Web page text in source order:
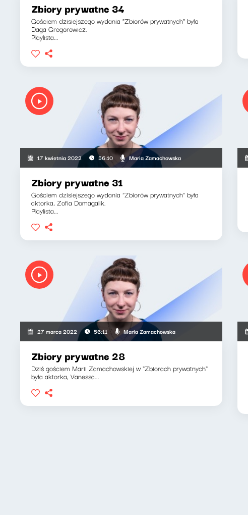
Zbiory prywatne 34
Gościem dzisiejszego wydania "Zbiorów prywatnych" była
Daga Gregorowicz.
Playlista...
17 kwietnia 2022 56:10 Maria Zamachowska
Zbiory prywatne 31
Gościem dzisiejszego wydania "Zbiorów prywatnych" była
aktorka, Zofia Domagalik.
Playlista...
27 marca 2022 56:11 Maria Zamachowska
Zbiory prywatne 28
Dziś gościem Marii Zamachowskiej w "Zbiorach prywatnych"
była aktorka, Vanessa...